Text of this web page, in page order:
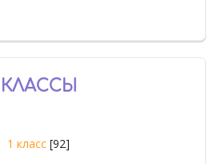
КЛАССЫ
1 класс [92]